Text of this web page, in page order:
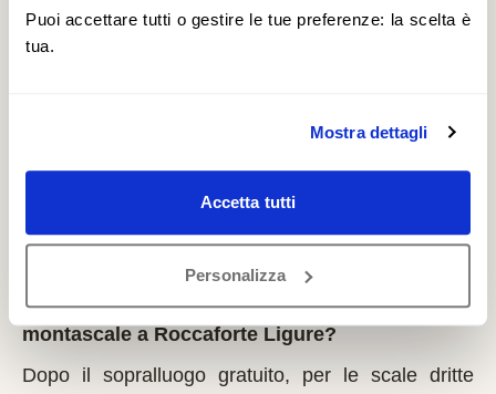
Puoi accettare tutti o gestire le tue preferenze: la scelta è
tua.
Mostra dettagli
Accetta tutti
Personalizza
il 1° marzo di ogni anno. Regione Piemonte integra
i fondi statali e pubblica graduatorie su base
domanda va presentata sempre prima dell'inizio
dei lavori. Possono fare domanda i residenti a
Roccaforte Ligure con limitazioni motorie
documentate, proprietari o affittuari dell'immobile.
Quanto tempo serve per installare un
montascale a Roccaforte Ligure?
Dopo il sopralluogo gratuito, per le scale dritte